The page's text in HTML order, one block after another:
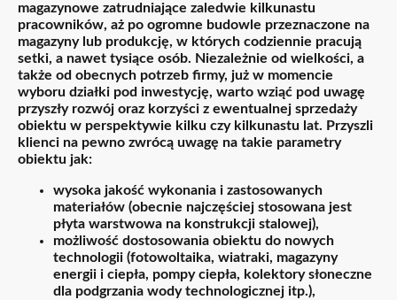
magazynowe zatrudniające zaledwie kilkunastu
pracowników, aż po ogromne budowle przeznaczone na
magazyny lub produkcję, w których codziennie pracują
setki, a nawet tysiące osób. Niezależnie od wielkości, a
także od obecnych potrzeb firmy, już w momencie
wyboru działki pod inwestycję, warto wziąć pod uwagę
przyszły rozwój oraz korzyści z ewentualnej sprzedaży
obiektu w perspektywie kilku czy kilkunastu lat. Przyszli
klienci na pewno zwrócą uwagę na takie parametry
obiektu jak:
wysoka jakość wykonania i zastosowanych
materiałów (obecnie najczęściej stosowana jest
płyta warstwowa na konstrukcji stalowej),
możliwość dostosowania obiektu do nowych
technologii (fotowoltaika, wiatraki, magazyny
energii i ciepła, pompy ciepła, kolektory słoneczne
dla podgrzania wody technologicznej itp.),